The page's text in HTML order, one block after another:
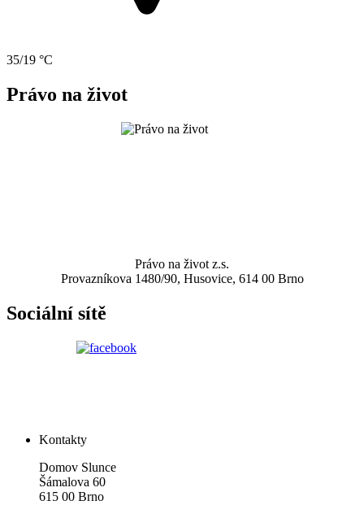
35/19 °C
Právo na život
Právo na život z.s.
Provazníkova 1480/90, Husovice, 614 00 Brno
Sociální sítě
Kontakty
Domov Slunce
Šámalova 60
615 00 Brno